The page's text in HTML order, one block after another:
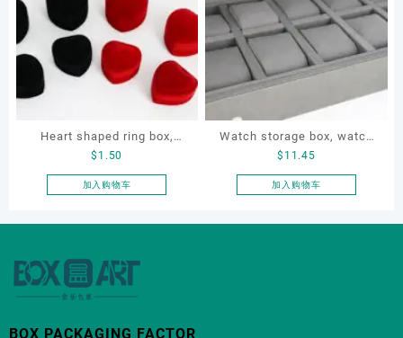
多
种
变
可
品
页
面
上
些
选
种
变
体。
可
产
品
页
面
上
Heart shaped ring box,
flocking ring box, ring box,
earring box
$ 1.50
加入购物车
Watch storage box, watch
packaging box, watch
display box, customized
$ 11.45
加入购物车
BOX PACKAGING FACTOR